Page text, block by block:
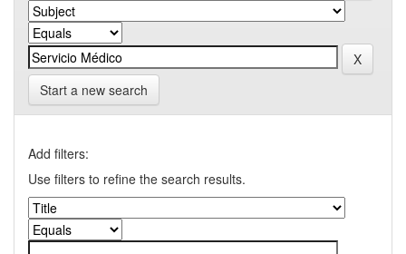
Start a new search
Add filters:
Use filters to refine the search results.